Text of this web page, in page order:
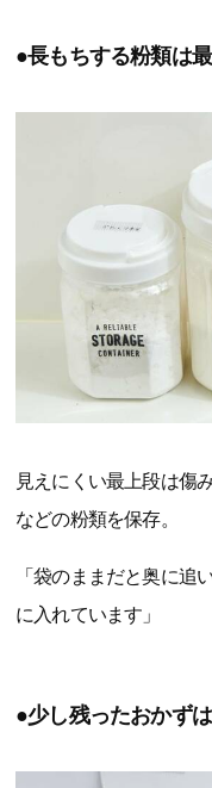
●長もちする粉類は
見えにくい最上段は傷
などの粉類を保存。
「袋のままだと奥に追
に入れています」
●少し残ったおかず